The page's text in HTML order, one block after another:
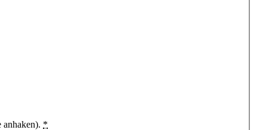
anhaken). *